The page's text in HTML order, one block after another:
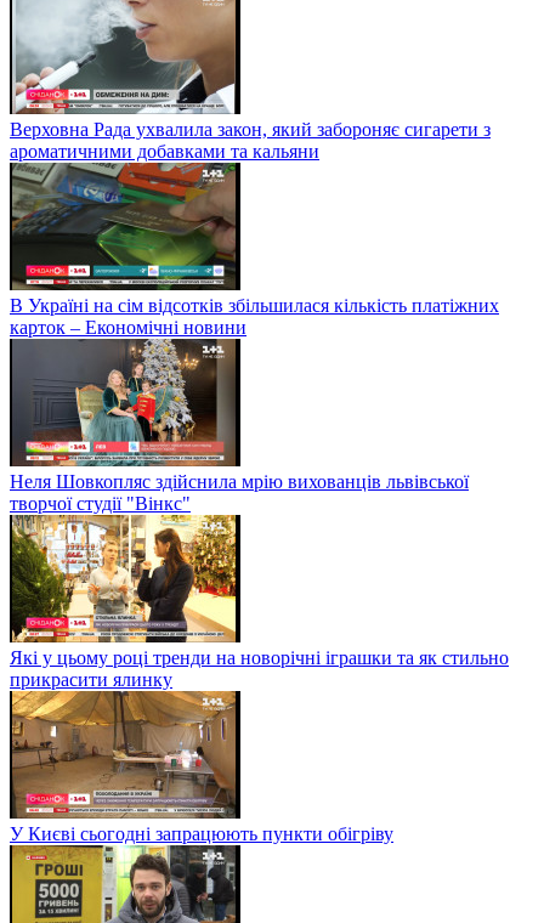
Верховна Рада ухвалила закон, який забороняє сигарети з
ароматичними добавками та кальяни
В Україні на сім відсотків збільшилася кількість платіжних
карток – Економічні новини
Неля Шовкопляс здійснила мрію вихованців львівської
творчої студії "Вінкс"
Які у цьому році тренди на новорічні іграшки та як стильно
прикрасити ялинку
У Києві сьогодні запрацюють пункти обігріву